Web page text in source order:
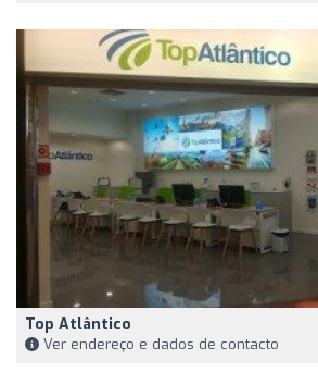
Top Atlântico
Ver endereço e dados de contacto